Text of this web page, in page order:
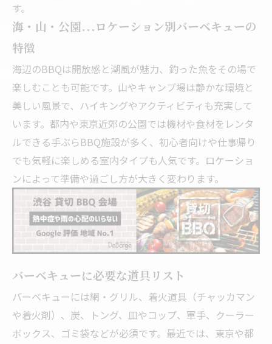
す。
海・山・公園…ロケーション別バーベキューの
特徴
海辺のBBQは開放感と潮風が魅力、釣った魚をその場で
楽しむことも可能です。山やキャンプ場は静かな環境と
美しい風景で、ハイキングやアクティビティも充実して
います。都内や東京近郊の公園では機材や食材をレンタ
ルできる手ぶらBBQ施設が多く、初心者向けや仕事帰り
でも気軽に楽しめる室内タイプも人気です。ロケーショ
ンによって準備や過ごし方が大きく変わります。
バーベキューに必要な道具リスト
バーベキューには網・グリル、着火道具（チャッカマン
や着火剤）、炭、トング、皿やコップ、軍手、クーラー
ボックス、ゴミ袋などが必須です。最近では、東京や都